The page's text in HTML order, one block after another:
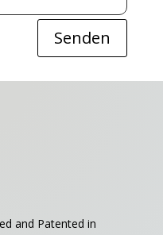
Senden
and Patented in